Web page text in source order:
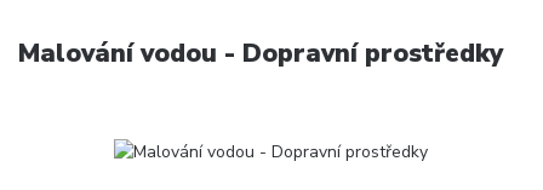
Malování vodou - Dopravní prostředky